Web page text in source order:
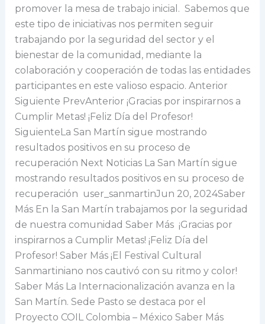
promover la mesa de trabajo inicial. Sabemos que
este tipo de iniciativas nos permiten seguir
trabajando por la seguridad del sector y el
bienestar de la comunidad, mediante la
colaboración y cooperación de todas las entidades
participantes en este valioso espacio. Anterior
Siguiente PrevAnterior ¡Gracias por inspirarnos a
Cumplir Metas! ¡Feliz Día del Profesor!
SiguienteLa San Martín sigue mostrando
resultados positivos en su proceso de
recuperación Next Noticias La San Martín sigue
mostrando resultados positivos en su proceso de
recuperación user_sanmartinJun 20, 2024Saber
Más En la San Martín trabajamos por la seguridad
de nuestra comunidad Saber Más ¡Gracias por
inspirarnos a Cumplir Metas! ¡Feliz Día del
Profesor! Saber Más ¡El Festival Cultural
Sanmartiniano nos cautivó con su ritmo y color!
Saber Más La Internacionalización avanza en la
San Martín. Sede Pasto se destaca por el
Proyecto COIL Colombia – México Saber Más